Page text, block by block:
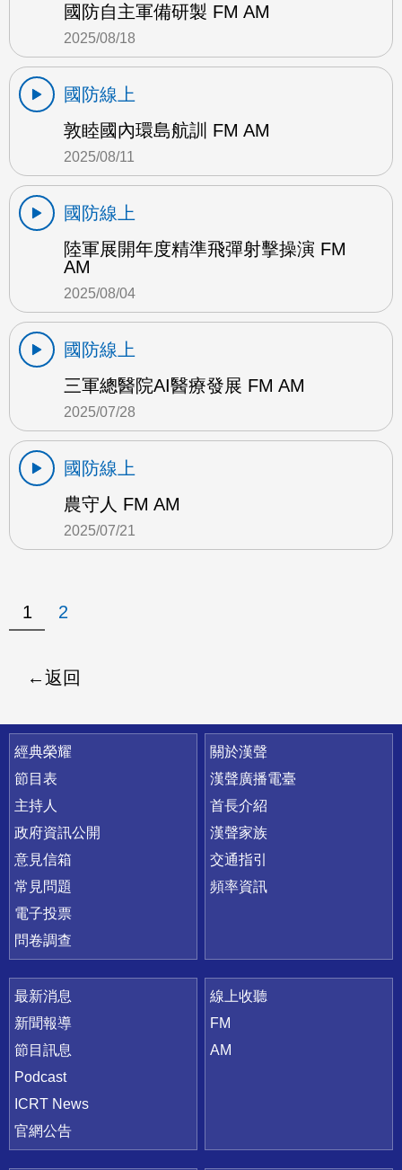
國防自主軍備研製 FM AM
2025/08/18
國防線上
敦睦國內環島航訓 FM AM
2025/08/11
國防線上
陸軍展開年度精準飛彈射擊操演 FM
AM
2025/08/04
國防線上
三軍總醫院AI醫療發展 FM AM
2025/07/28
國防線上
農守人 FM AM
2025/07/21
1 2
返回
快速連結
經典榮耀
節目表
主持人
政府資訊公開
意見信箱
常見問題
電子投票
問卷調查
關於漢聲
漢聲廣播電臺
首長介紹
漢聲家族
交通指引
頻率資訊
最新消息
新聞報導
節目訊息
Podcast
ICRT News
官網公告
線上收聽
FM
AM